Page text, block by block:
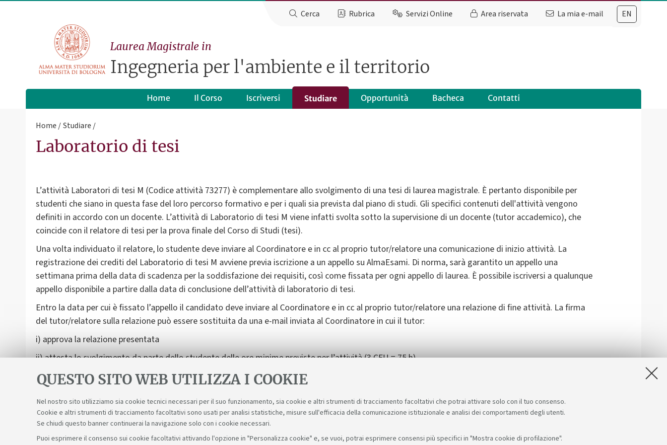
QUESTO SITO WEB UTILIZZA I COOKIE
Nel nostro sito utilizziamo sia cookie tecnici necessari per il suo funzionamento, sia cookie e altri strumenti di tracciamento facoltativi che potrai attivare solo con il tuo consenso.
Cookie e altri strumenti di tracciamento facoltativi sono usati per analisi statistiche, misure sull'efficacia della comunicazione istituzionale e analisi dei comportamenti degli utenti.
Se chiudi questo banner continuerai la navigazione solo con i cookie necessari.
Puoi esprimere il consenso sui cookie facoltativi attivando l'opzione in "Personalizza cookie" e, se vuoi, potrai esprimere consensi più specifici in "Mostra cookie di profilazione".
EN
Cerca Rubrica Servizi Online Area riservata La mia e-mail
Laurea Magistrale in
Ingegneria per l'ambiente e il territorio
Home Il Corso Iscriversi Studiare Opportunità Bacheca Contatti
Home Studiare
Laboratorio di tesi
L’attività Laboratori di tesi M (Codice attività 73277) è complementare allo svolgimento di una tesi di laurea magistrale. È pertanto disponibile per
studenti che siano in questa fase del loro percorso formativo e per i quali sia prevista dal piano di studi. Gli specifici contenuti dell'attività vengono
definiti in accordo con un docente. L’attività di Laboratorio di tesi M viene infatti svolta sotto la supervisione di un docente (tutor accademico), che
coincide con il relatore di tesi per la prova finale del Corso di Studi (tesi).
Una volta individuato il relatore, lo studente deve inviare al Coordinatore e in cc al proprio tutor/relatore una comunicazione di inizio attività. La
registrazione dei crediti del Laboratorio di tesi M avviene previa iscrizione a un appello su AlmaEsami. Di norma, sarà garantito un appello una
settimana prima della data di scadenza per la soddisfazione dei requisiti, così come fissata per ogni appello di laurea. È possibile iscriversi a qualunque
appello disponibile a partire dalla data di conclusione dell’attività di laboratorio di tesi.
Entro la data per cui è fissato l’appello il candidato deve inviare al Coordinatore e in cc al proprio tutor/relatore una relazione di fine attività. La firma
del tutor/relatore sulla relazione può essere sostituita da una e-mail inviata al Coordinatore in cui il tutor:
i) approva la relazione presentata
ii) attesta lo svolgimento da parte dello studente delle ore minime previste per l’attività (3 CFU = 75 h)
I candidati sosterranno un colloquio orale, al termine del quale potrà essere richiesta una integrazione della relazione.